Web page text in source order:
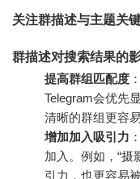
关注群描述与主题关
群描述对搜索结果的
提高群组匹配度
Telegram会优先
清晰的群组更容
增加加入吸引力
加入。例如，“摄
引力，也更容易